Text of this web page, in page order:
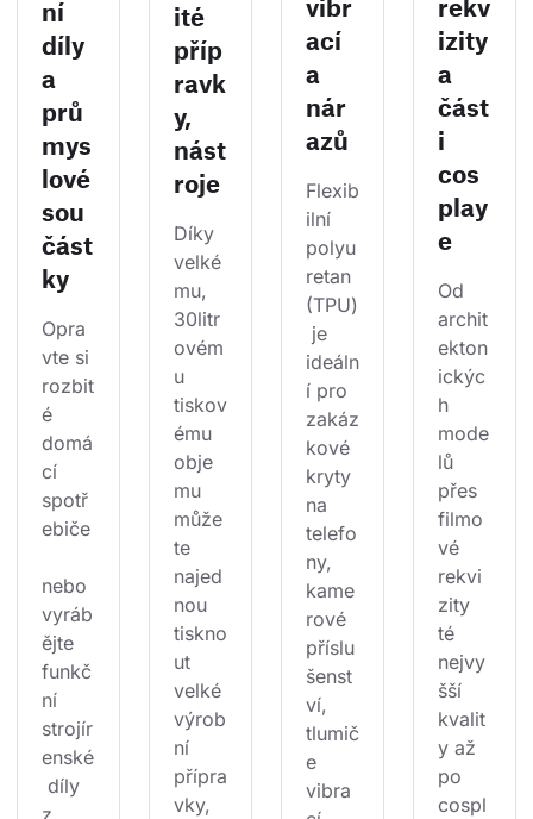
ní
díly
a
prů
mys
lové
sou
část
ky
Opra
vte si
rozbit
é
domá
cí
spotř
ebiče
nebo
vyráb
ějte
funkč
ní
strojír
enské
díly
z
ité
příp
ravk
y,
nást
roje
Díky
velké
mu,
30litr
ovém
u
tiskov
ému
obje
mu
může
te
najed
nou
tiskno
ut
velké
výrob
ní
přípra
vky,
vibr
ací
a
nár
azů
Flexib
ilní
polyu
retan
(TPU)
je
ideáln
í pro
zakáz
kové
kryty
na
telefo
ny,
kame
rové
příslu
šenst
ví,
tlumič
e
vibra
rekv
izity
a
část
i
cos
play
e
Od
archit
ekton
ickýc
h
mode
lů
přes
filmo
vé
rekvi
zity
té
nejvy
šší
kvalit
y až
po
cospl